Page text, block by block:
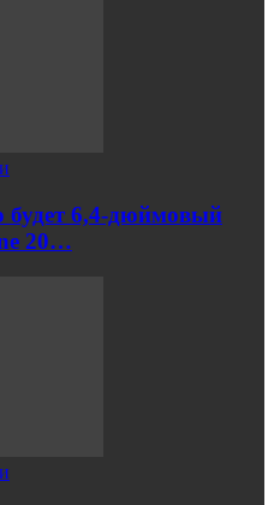
будет 6,4-дюймовый
20…